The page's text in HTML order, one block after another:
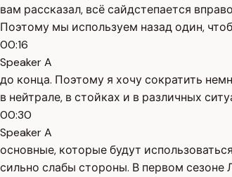
вам рассказал, всё сайдстепается
Поэтому мы используем назад один,
00:16
Speaker A
до конца. Поэтому я хочу сократить
в нейтрале, в стойках и в различных
00:30
Speaker A
основные, которые будут
сильно слабы стороны. В первом сезоне